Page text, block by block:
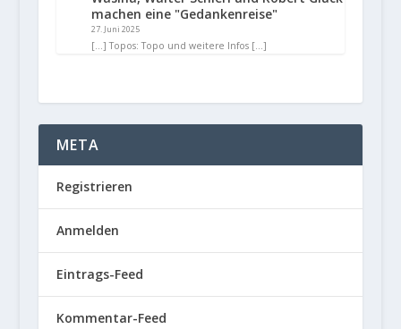
machen eine "Gedankenreise"
27. Juni 2025
[…] Topos: Topo und weitere Infos […]
META
Registrieren
Anmelden
Eintrags-Feed
Kommentar-Feed